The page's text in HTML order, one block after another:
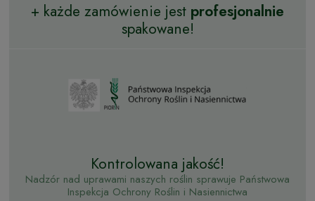
+ każde zamówienie jest profesjonalnie
spakowane!
Kontrolowana jakość!
Nadzór nad uprawami naszych roślin sprawuje Państwowa
Inspekcja Ochrony Roślin i Nasiennictwa